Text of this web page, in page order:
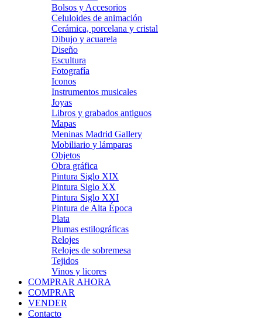
Bolsos y Accesorios
Celuloides de animación
Cerámica, porcelana y cristal
Dibujo y acuarela
Diseño
Escultura
Fotografía
Iconos
Instrumentos musicales
Joyas
Libros y grabados antiguos
Mapas
Meninas Madrid Gallery
Mobiliario y lámparas
Objetos
Obra gráfica
Pintura Siglo XIX
Pintura Siglo XX
Pintura Siglo XXI
Pintura de Alta Época
Plata
Plumas estilográficas
Relojes
Relojes de sobremesa
Tejidos
Vinos y licores
COMPRAR AHORA
COMPRAR
VENDER
Contacto